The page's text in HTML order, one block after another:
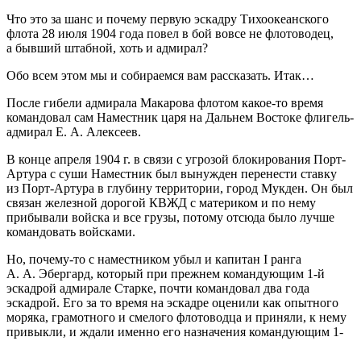
Что это за шанс и почему первую эскадру Тихоокеанского
флота 28 июля 1904 года повел в бой вовсе не флотоводец,
а бывший штабной, хоть и адмирал?
Обо всем этом мы и собираемся вам рассказать. Итак…
После гибели адмирала Макарова флотом какое-то время
командовал сам Наместник царя на Дальнем Востоке флигель-
адмирал Е. А. Алексеев.
В конце апреля 1904 г. в связи с угрозой блокирования Порт-
Артура с суши Наместник был вынужден перенести ставку
из Порт-Артура в глубину территории, город Мукден. Он был
связан железной дорогой КВЖД с материком и по нему
прибывали войска и все грузы, потому отсюда было лучше
командовать войсками.
Но, почему-то с наместником убыл и капитан I ранга
А. А. Эбергард, который при прежнем командующим 1-й
эскадрой адмирале Старке, почти командовал два года
эскадрой. Его за то время на эскадре оценили как опытного
моряка, грамотного и смелого флотоводца и приняли, к нему
привыкли, и ждали именно его назначения командующим 1-